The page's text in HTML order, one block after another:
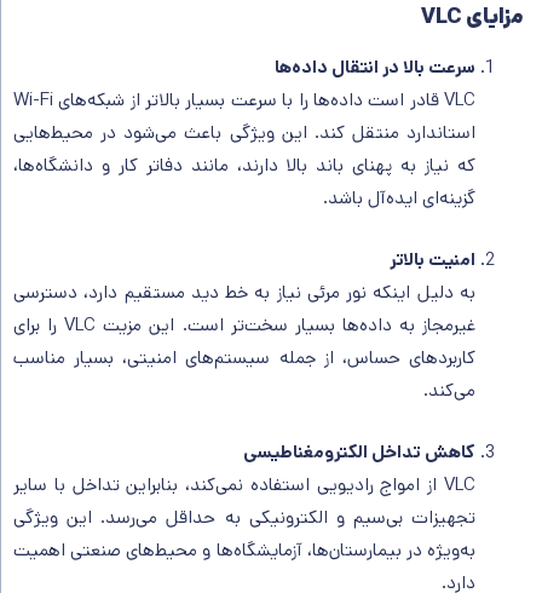
مزایای VLC
سرعت بالا در انتقال داده‌ها
VLC قادر است داده‌ها را با سرعت بسیار بالاتر از شبکه‌های Wi-Fi
استاندارد منتقل کند. این ویژگی باعث می‌شود در محیط‌هایی
که نیاز به پهنای باند بالا دارند، مانند دفاتر کار و دانشگاه‌ها،
گزینه‌ای ایده‌آل باشد.
امنیت بالاتر
به دلیل اینکه نور مرئی نیاز به خط دید مستقیم دارد، دسترسی
غیرمجاز به داده‌ها بسیار سخت‌تر است. این مزیت VLC را برای
کاربردهای حساس، از جمله سیستم‌های امنیتی، بسیار مناسب
می‌کند.
کاهش تداخل الکترومغناطیسی
VLC از امواج رادیویی استفاده نمی‌کند، بنابراین تداخل با سایر
تجهیزات بی‌سیم و الکترونیکی به حداقل می‌رسد. این ویژگی
به‌ویژه در بیمارستان‌ها، آزمایشگاه‌ها و محیط‌های صنعتی اهمیت
دارد.